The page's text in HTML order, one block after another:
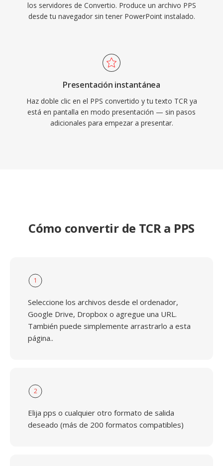
los servidores de Convertio. Produce un archivo PPS
desde tu navegador sin tener PowerPoint instalado.
Presentación instantánea
Haz doble clic en el PPS convertido y tu texto TCR ya
está en pantalla en modo presentación — sin pasos
adicionales para empezar a presentar.
Cómo convertir de TCR a PPS
1
Seleccione los archivos desde el ordenador,
Google Drive, Dropbox o agregue una URL.
También puede simplemente arrastrarlo a esta
página..
2
Elija pps o cualquier otro formato de salida
deseado (más de 200 formatos compatibles)